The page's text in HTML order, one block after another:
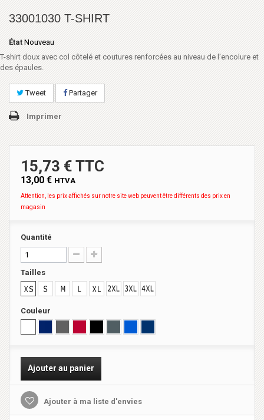
33001030 T-SHIRT
État Nouveau
T-shirt doux avec col côtelé et coutures renforcées au niveau de l'encolure et
des épaules.
Tweet Partager
Imprimer
15,73 € TTC
13,00 € HTVA
Attention, les prix affichés sur notre site web peuvent être différents des prix en
magasin
Quantité
Tailles
Couleur
Ajouter au panier
Ajouter à ma liste d'envies